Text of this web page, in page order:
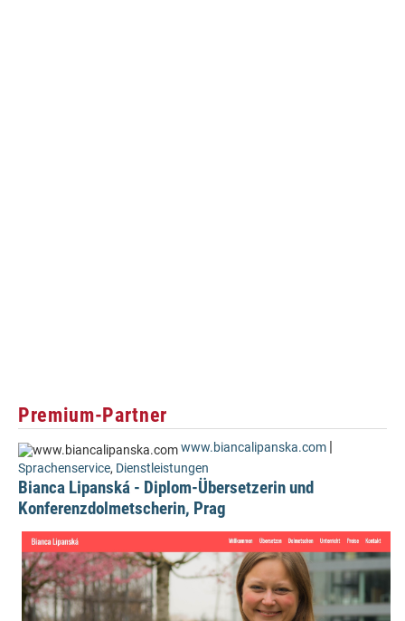
Premium-Partner
www.biancalipanska.com |
Sprachenservice, Dienstleistungen
Bianca Lipanská - Diplom-Übersetzerin und
Konferenzdolmetscherin, Prag